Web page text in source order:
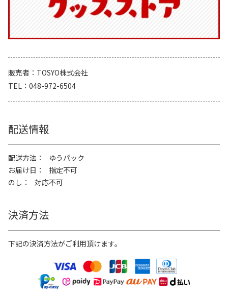
販売者
TOSYO株式会社
TEL
048-972-6504
配送情報
配送方法
ゆうパック
お届け日
指定不可
のし
対応不可
決済方法
下記の決済方法がご利用頂けます。